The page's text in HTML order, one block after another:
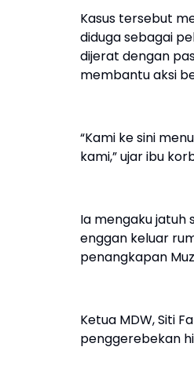
Kasus tersebut
diduga sebagai
dijerat dengan
membantu aksi
“Kami ke sini
kami,” ujar ibu
Ia mengaku jatuh
enggan keluar
penangkapan
Ketua MDW, Siti
penggerebekan